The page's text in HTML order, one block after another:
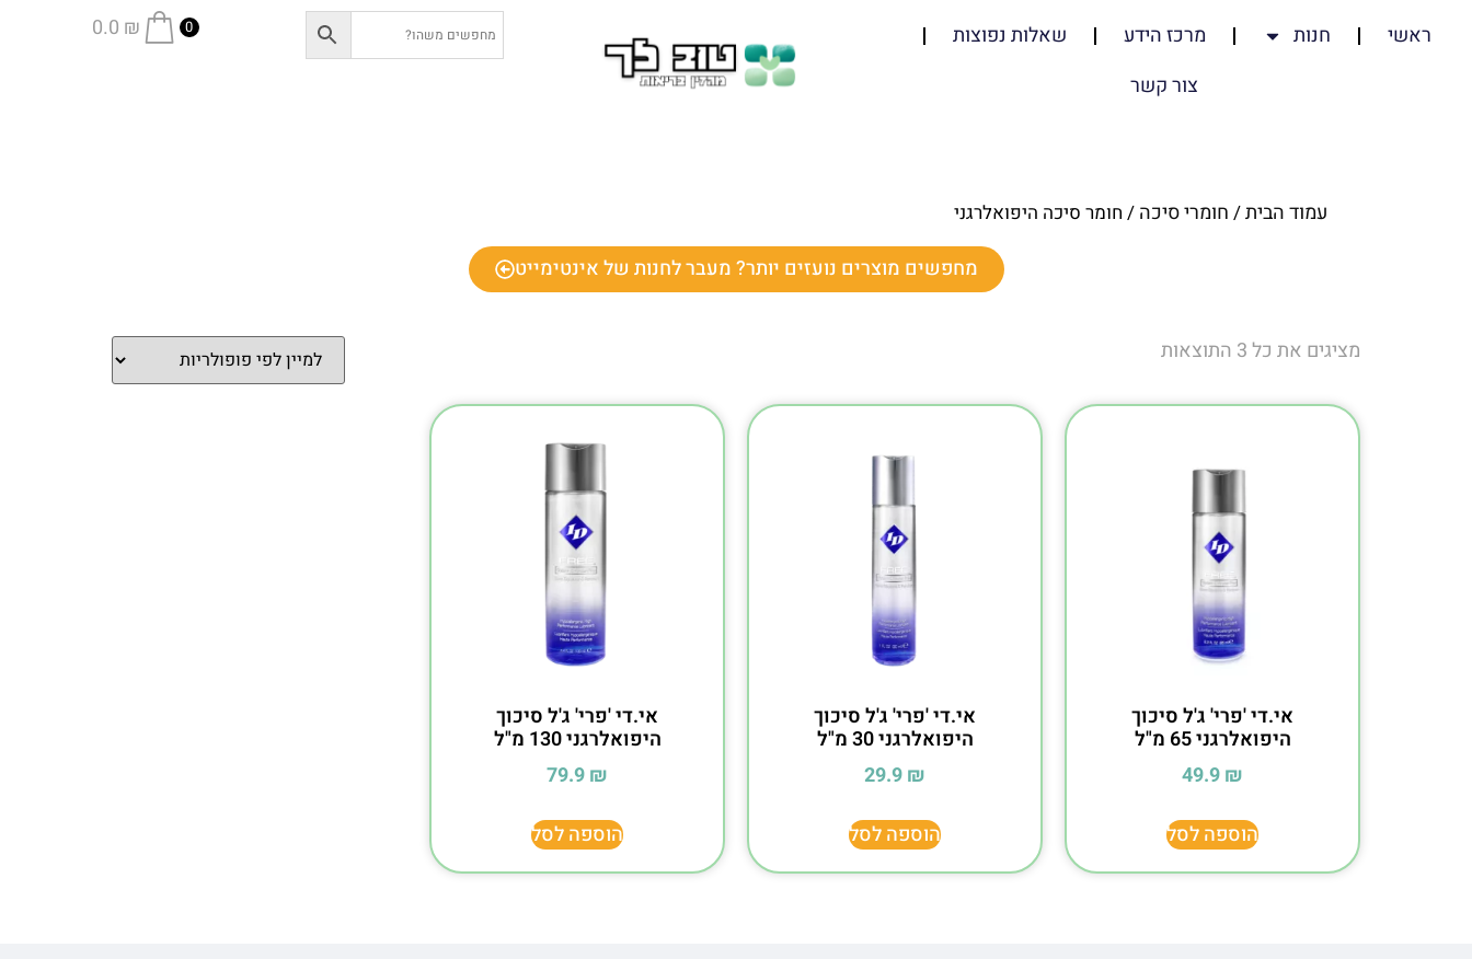
ראשי חנות מרכז הידע
שאלות נפוצות
צור קשר
0
0.0 ₪
עמוד הבית/ חומרי סיכה / חומר סיכה היפואלרגני
מחפשים מוצרים נועזים יותר? מעבר לחנות של אינטימייט
מציגים את כל ⁦3⁩ התוצאות
אי.די 'פרי' ג'ל סיכוך
היפואלרגני 65 מ"ל
49.9₪
הוספה לסל
אי.די 'פרי' ג'ל סיכוך
היפואלרגני 30 מ"ל
29.9₪
הוספה לסל
אי.די 'פרי' ג'ל סיכוך
היפואלרגני 130 מ"ל
79.9₪
הוספה לסל